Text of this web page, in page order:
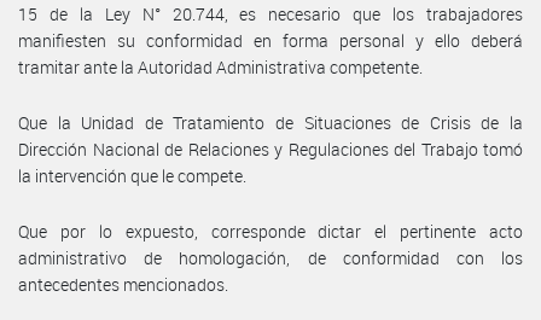
15 de la Ley N° 20.744, es necesario que los trabajadores
manifiesten su conformidad en forma personal y ello deberá
tramitar ante la Autoridad Administrativa competente.
Que la Unidad de Tratamiento de Situaciones de Crisis de la
Dirección Nacional de Relaciones y Regulaciones del Trabajo tomó
la intervención que le compete.
Que por lo expuesto, corresponde dictar el pertinente acto
administrativo de homologación, de conformidad con los
antecedentes mencionados.